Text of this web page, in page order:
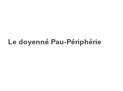
Le doyenné Pau-Périphérie